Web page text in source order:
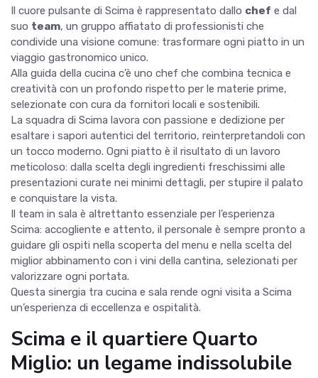
Il cuore pulsante di Scima è rappresentato dallo chef e dal
suo team, un gruppo affiatato di professionisti che
condivide una visione comune: trasformare ogni piatto in un
viaggio gastronomico unico.
Alla guida della cucina c’è uno chef che combina tecnica e
creatività con un profondo rispetto per le materie prime,
selezionate con cura da fornitori locali e sostenibili.
La squadra di Scima lavora con passione e dedizione per
esaltare i sapori autentici del territorio, reinterpretandoli con
un tocco moderno. Ogni piatto è il risultato di un lavoro
meticoloso: dalla scelta degli ingredienti freschissimi alle
presentazioni curate nei minimi dettagli, per stupire il palato
e conquistare la vista.
Il team in sala è altrettanto essenziale per l’esperienza
Scima: accogliente e attento, il personale è sempre pronto a
guidare gli ospiti nella scoperta del menu e nella scelta del
miglior abbinamento con i vini della cantina, selezionati per
valorizzare ogni portata.
Questa sinergia tra cucina e sala rende ogni visita a Scima
un’esperienza di eccellenza e ospitalità.
Scima e il quartiere Quarto
Miglio: un legame indissolubile